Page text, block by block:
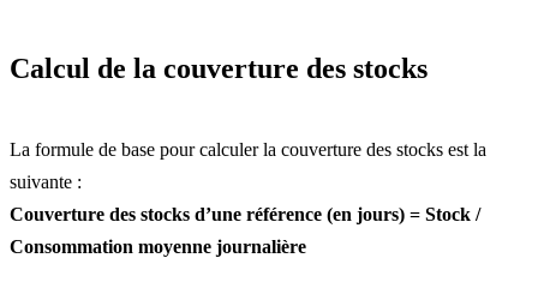
Calcul de la couverture des stocks
La formule de base pour calculer la couverture des stocks est la
suivante :
Couverture des stocks d’une référence (en jours) = Stock /
Consommation moyenne journalière